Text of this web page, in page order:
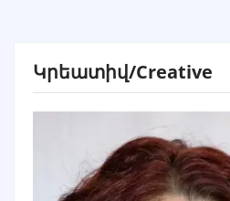
Կրեատիվ/Creative